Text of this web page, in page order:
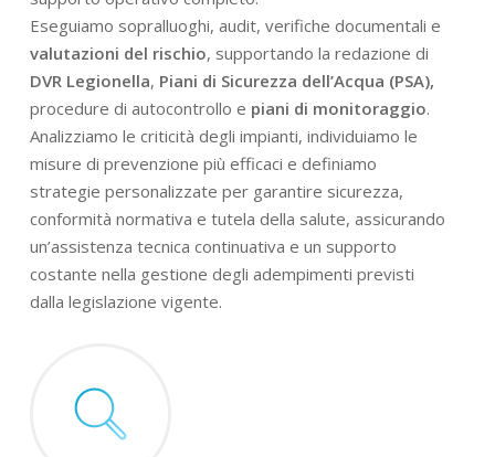
Eseguiamo sopralluoghi, audit, verifiche documentali e
valutazioni del rischio, supportando la redazione di
DVR Legionella, Piani di Sicurezza dell’Acqua (PSA),
procedure di autocontrollo e piani di monitoraggio.
Analizziamo le criticità degli impianti, individuiamo le
misure di prevenzione più efficaci e definiamo
strategie personalizzate per garantire sicurezza,
conformità normativa e tutela della salute, assicurando
un’assistenza tecnica continuativa e un supporto
costante nella gestione degli adempimenti previsti
dalla legislazione vigente.